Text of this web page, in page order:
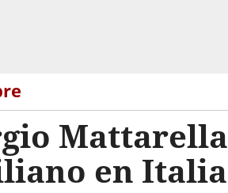
en Italia